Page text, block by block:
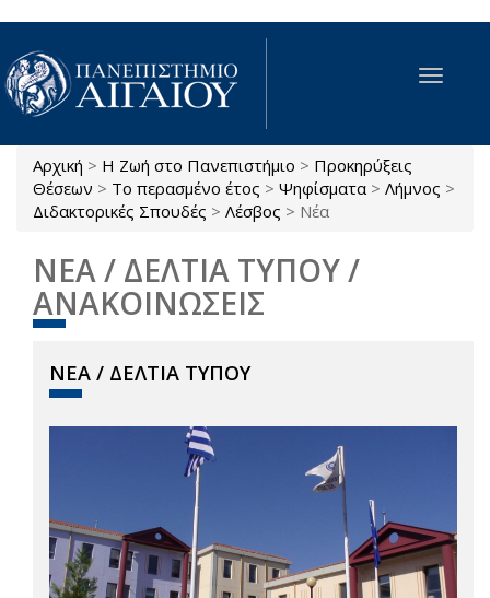
Παράκαμψη προς το κυρίως περιεχόμενο
Toggle
Είστε εδώ
Αρχική > Η Ζωή στο Πανεπιστήμιο > Προκηρύξεις
Θέσεων > Το περασμένο έτος > Ψηφίσματα > Λήμνος >
Διδακτορικές Σπουδές > Λέσβος > Νέα
ΝΕΑ / ΔΕΛΤΙΑ ΤΥΠΟΥ /
ΑΝΑΚΟΙΝΩΣΕΙΣ
ΝΕΑ / ΔΕΛΤΙΑ ΤΥΠΟΥ